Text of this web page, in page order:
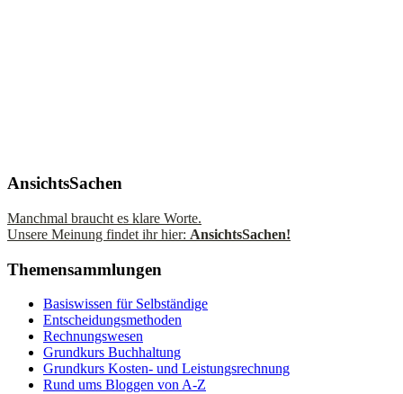
AnsichtsSachen
Manchmal braucht es klare Worte.
Unsere Meinung findet ihr hier: AnsichtsSachen!
Themensammlungen
Basiswissen für Selbständige
Entscheidungsmethoden
Rechnungswesen
Grundkurs Buchhaltung
Grundkurs Kosten- und Leistungsrechnung
Rund ums Bloggen von A-Z